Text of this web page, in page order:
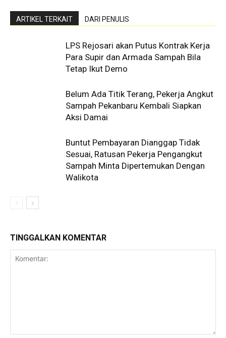
ARTIKEL TERKAIT DARI PENULIS
LPS Rejosari akan Putus Kontrak Kerja
Para Supir dan Armada Sampah Bila
Tetap Ikut Demo
Belum Ada Titik Terang, Pekerja Angkut
Sampah Pekanbaru Kembali Siapkan
Aksi Damai
Buntut Pembayaran Dianggap Tidak
Sesuai, Ratusan Pekerja Pengangkut
Sampah Minta Dipertemukan Dengan
Walikota
TINGGALKAN KOMENTAR